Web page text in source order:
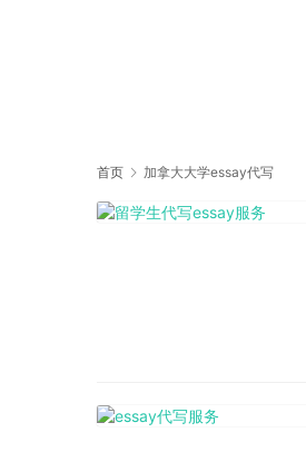
首页 加拿大大学essay代写